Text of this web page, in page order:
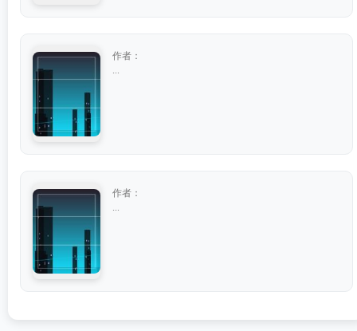
作者：
作者：